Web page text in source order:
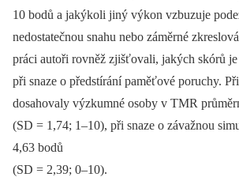
10 bodů a jakýkoli jiný výkon vzbuzuje
nedostatečnou snahu nebo záměrné
práci autoři rovněž zjišťovali, jakých skórů
při snaze o předstírání paměťové poruchy.
dosahovaly výzkumné osoby v TMR
(SD = 1,74; 1–10), při snaze o závažnou
4,63 bodů
(SD = 2,39; 0–10).